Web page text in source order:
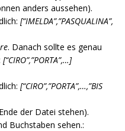
anders aussehen).
[“IMELDA”,”PASQUALINA”,
. Danach sollte es genau
[“CIRO”,”PORTA”,…]
[“CIRO”,”PORTA”,…,”BIS
der Datei stehen).
Buchstaben sehen.: